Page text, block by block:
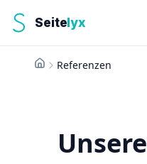
Seitelyx
StartseiteReferenzen
Unsere